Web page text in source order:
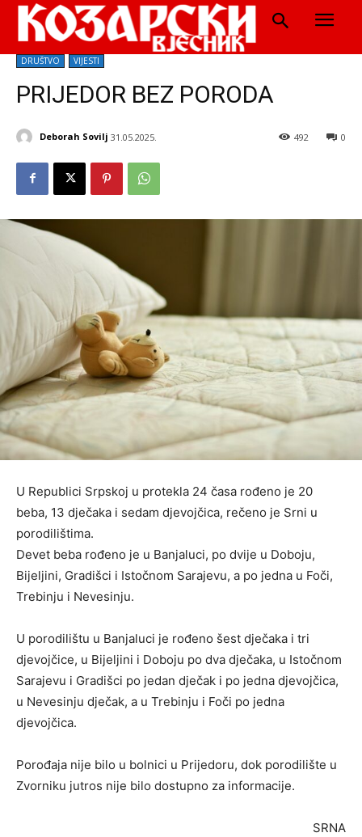
DRUŠTVO VIJESTI
PRIJEDOR BEZ PORODA
Deborah Sovilj 31.05.2025. 0
492
U Republici Srpskoj u protekla 24 časa rođeno je 20
beba, 13 dječaka i sedam djevojčica, rečeno je Srni u
porodilištima.
Devet beba rođeno je u Banjaluci, po dvije u Doboju,
Bijeljini, Gradišci i Istočnom Sarajevu, a po jedna u Foči,
Trebinju i Nevesinju.
U porodilištu u Banjaluci je rođeno šest dječaka i tri
djevojčice, u Bijeljini i Doboju po dva dječaka, u Istočnom
Sarajevu i Gradišci po jedan dječak i po jedna djevojčica,
u Nevesinju dječak, a u Trebinju i Foči po jedna
djevojčica.
Porođaja nije bilo u bolnici u Prijedoru, dok porodilište u
Zvorniku jutros nije bilo dostupno za informacije.
SRNA